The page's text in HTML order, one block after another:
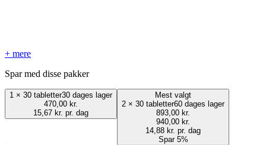
+ mere
Spar med disse pakker
1 × 30 tabletter30 dages lager
470,00 kr.
15,67 kr. pr. dag
Mest valgt
2 × 30 tabletter60 dages lager
893,00 kr.
940,00 kr.
14,88 kr. pr. dag
Spar 5%